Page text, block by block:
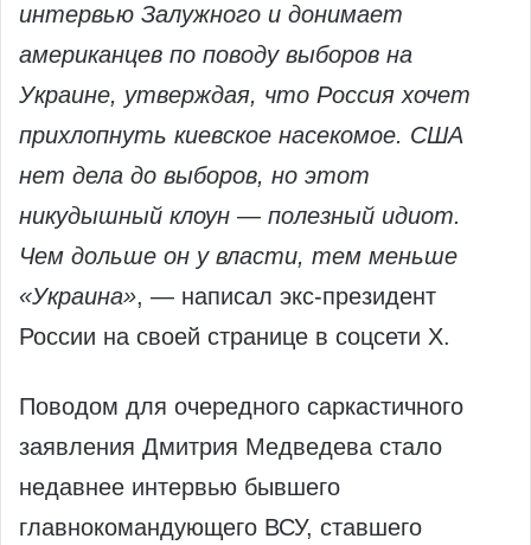
интервью Залужного и донимает
американцев по поводу выборов на
Украине, утверждая, что Россия хочет
прихлопнуть киевское насекомое. США
нет дела до выборов, но этот
никудышный клоун — полезный идиот.
Чем дольше он у власти, тем меньше
«Украина», — написал экс-президент
России на своей странице в соцсети X.
Поводом для очередного саркастичного
заявления Дмитрия Медведева стало
недавнее интервью бывшего
главнокомандующего ВСУ, ставшего